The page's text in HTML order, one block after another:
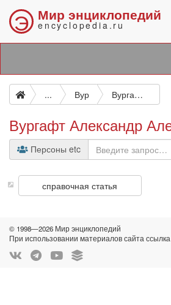
Э Мир энциклопедий
encyclopedia.ru
... Вур Вургафт Александр Алексеевич
Вургафт Александр
Персоны etc
справочная статья
© 1998—2026 Мир энциклопедий
При использовании материалов сайта